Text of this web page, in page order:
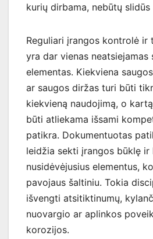
kurių dirbama, nebūtų slidūs
Reguliari įrangos kontrolė ir
yra dar vienas neatsiejamas
elementas. Kiekviena
ar saugos diržas turi būti
kiekvieną naudojimą, o
būti atliekama išsami
patikra. Dokumentuotas
leidžia sekti įrangos būklę ir
nusidėvėjusius elementus,
pavojaus šaltiniu. Tokia
išvengti atsitiktinumų,
nuovargio ar aplinkos
korozijos.